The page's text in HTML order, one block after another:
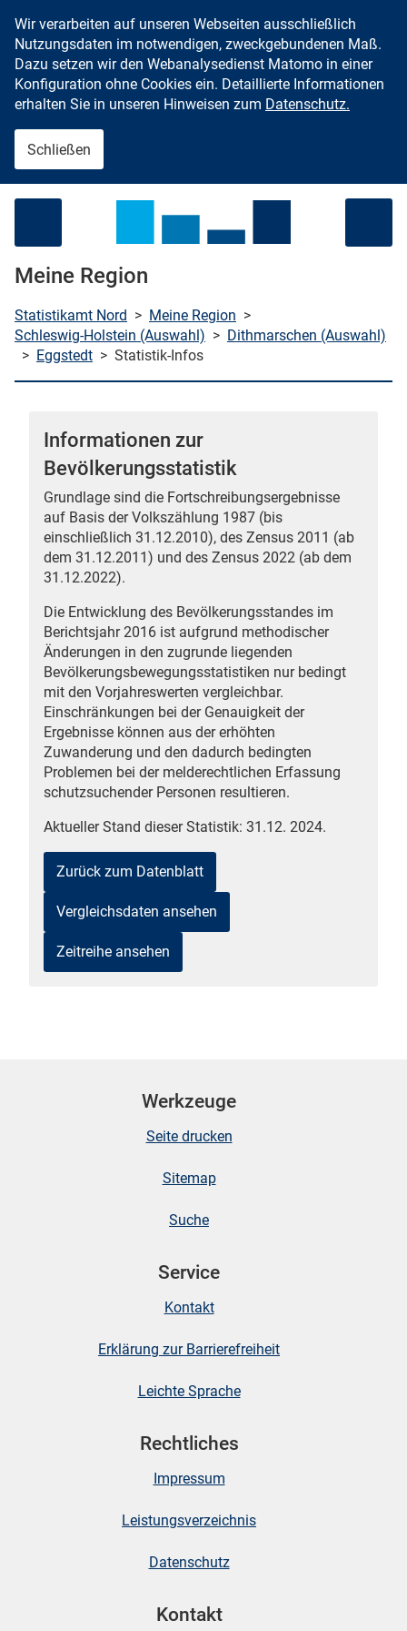
Zum Inhalt springen
Wir verarbeiten auf unseren Webseiten ausschließlich
Nutzungsdaten im notwendigen, zweckgebundenen Maß.
Dazu setzen wir den Webanalysedienst Matomo in einer
Konfiguration ohne Cookies ein. Detaillierte Informationen
erhalten Sie in unseren Hinweisen zum Datenschutz.
Schließen
Meine Region
Statistikamt Nord > Meine Region >
Schleswig-Holstein (Auswahl) > Dithmarschen (Auswahl)
> Eggstedt > Statistik-Infos
Informationen zur
Bevölkerungsstatistik
Grundlage sind die Fortschreibungsergebnisse
auf Basis der Volkszählung 1987 (bis
einschließlich 31.12.2010), des Zensus 2011 (ab
dem 31.12.2011) und des Zensus 2022 (ab dem
31.12.2022).
Die Entwicklung des Bevölkerungsstandes im
Berichtsjahr 2016 ist aufgrund methodischer
Änderungen in den zugrunde liegenden
Bevölkerungsbewegungsstatistiken nur bedingt
mit den Vorjahreswerten vergleichbar.
Einschränkungen bei der Genauigkeit der
Ergebnisse können aus der erhöhten
Zuwanderung und den dadurch bedingten
Problemen bei der melderechtlichen Erfassung
schutzsuchender Personen resultieren.
Aktueller Stand dieser Statistik: 31.12. 2024.
Zurück zum Datenblatt
Vergleichsdaten ansehen
Zeitreihe ansehen
Werkzeuge
Seite drucken
Sitemap
Suche
Service
Kontakt
Erklärung zur Barrierefreiheit
Leichte Sprache
Rechtliches
Impressum
Leistungsverzeichnis
Datenschutz
Kontakt